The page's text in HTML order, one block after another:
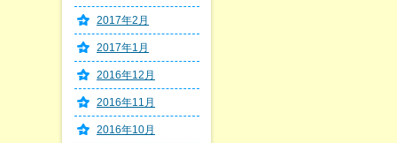
2017年2月
2017年1月
2016年12月
2016年11月
2016年10月